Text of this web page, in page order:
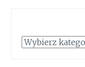
Kategorie